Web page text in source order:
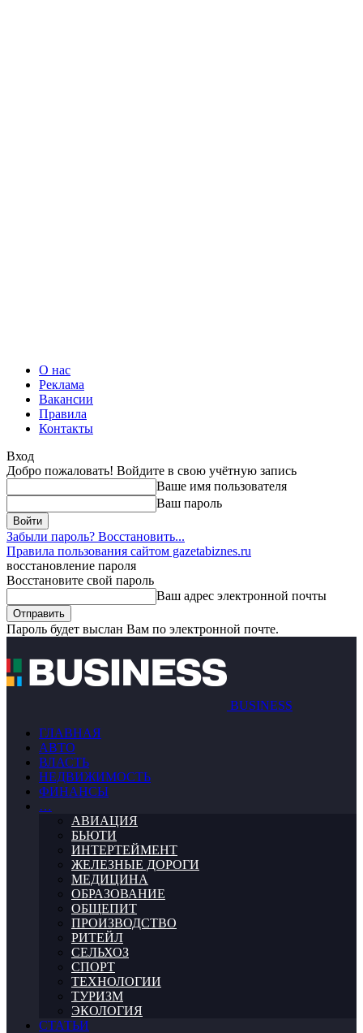
О нас
Реклама
Вакансии
Правила
Контакты
Вход
Добро пожаловать! Войдите в свою учётную запись
Ваше имя пользователя
Ваш пароль
Забыли пароль? Восстановить...
Правила пользования сайтом gazetabiznes.ru
восстановление пароля
Восстановите свой пароль
Ваш адрес электронной почты
Пароль будет выслан Вам по электронной почте.
BUSINESS
ГЛАВНАЯ
АВТО
ВЛАСТЬ
НЕДВИЖИМОСТЬ
ФИНАНСЫ
…
АВИАЦИЯ
БЬЮТИ
ИНТЕРТЕЙМЕНТ
ЖЕЛЕЗНЫЕ ДОРОГИ
МЕДИЦИНА
ОБРАЗОВАНИЕ
ОБЩЕПИТ
ПРОИЗВОДСТВО
РИТЕЙЛ
СЕЛЬХОЗ
СПОРТ
ТЕХНОЛОГИИ
ТУРИЗМ
ЭКОЛОГИЯ
СТАТЬИ